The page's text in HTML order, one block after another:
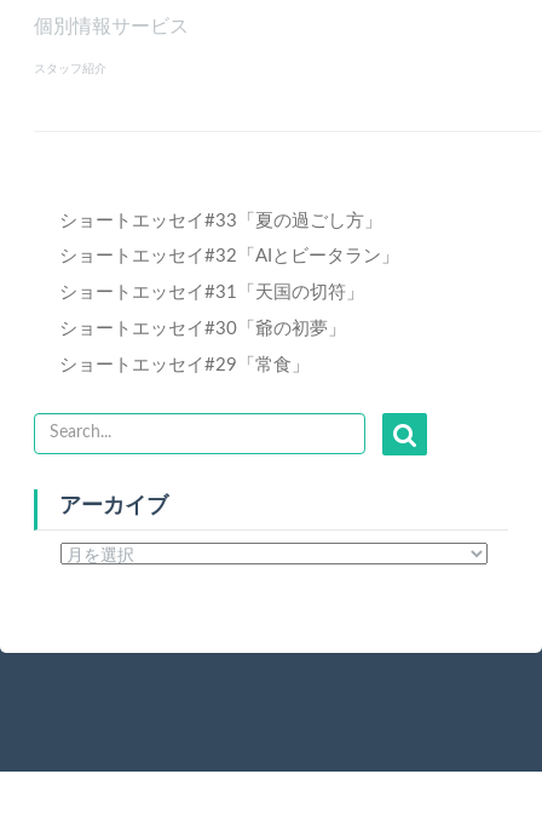
個別情報サービス
スタッフ紹介
ショートエッセイ#33「夏の過ごし方」
ショートエッセイ#32「AIとビータラン」
ショートエッセイ#31「天国の切符」
ショートエッセイ#30「爺の初夢」
ショートエッセイ#29「常食」
アーカイブ
ブ